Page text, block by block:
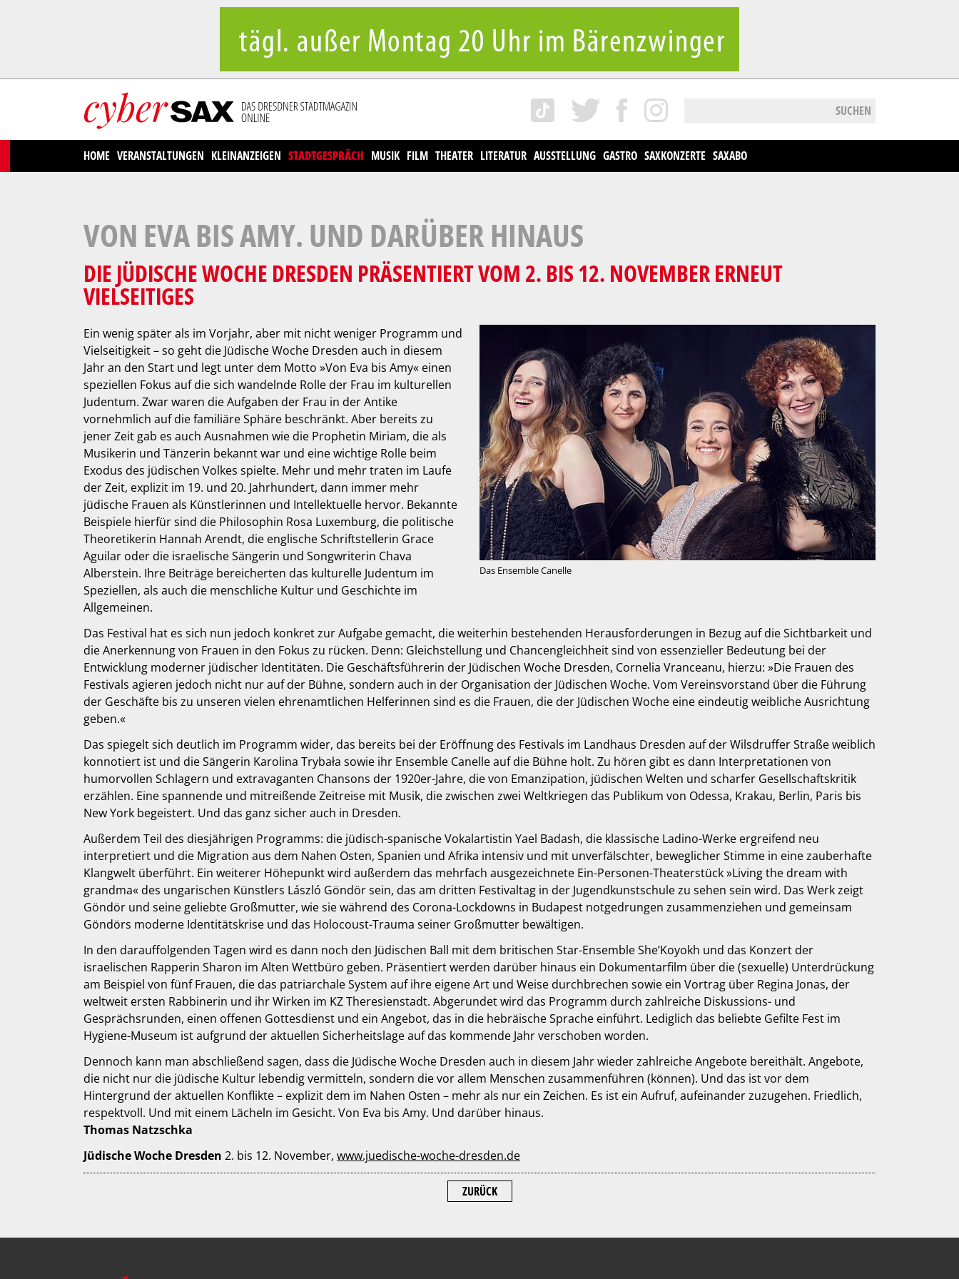
SUCHEN
HOME VERANSTALTUNGEN KLEINANZEIGEN STADTGESPRÄCH MUSIK FILM THEATER LITERATUR AUSSTELLUNG GASTRO SAXKONZERTE SAXABO
VON EVA BIS AMY. UND DARÜBER HINAUS
DIE JÜDISCHE WOCHE DRESDEN PRÄSENTIERT VOM 2. BIS 12. NOVEMBER ERNEUT
VIELSEITIGES
Das Ensemble Canelle
Ein wenig später als im Vorjahr, aber mit nicht weniger Programm und
Vielseitigkeit – so geht die Jüdische Woche Dresden auch in diesem
Jahr an den Start und legt unter dem Motto »Von Eva bis Amy« einen
speziellen Fokus auf die sich wandelnde Rolle der Frau im kulturellen
Judentum. Zwar waren die Aufgaben der Frau in der Antike
vornehmlich auf die familiäre Sphäre beschränkt. Aber bereits zu
jener Zeit gab es auch Ausnahmen wie die Prophetin Miriam, die als
Musikerin und Tänzerin bekannt war und eine wichtige Rolle beim
Exodus des jüdischen Volkes spielte. Mehr und mehr traten im Laufe
der Zeit, explizit im 19. und 20. Jahrhundert, dann immer mehr
jüdische Frauen als Künstlerinnen und Intellektuelle hervor. Bekannte
Beispiele hierfür sind die Philosophin Rosa Luxemburg, die politische
Theoretikerin Hannah Arendt, die englische Schriftstellerin Grace
Aguilar oder die israelische Sängerin und Songwriterin Chava
Alberstein. Ihre Beiträge bereicherten das kulturelle Judentum im
Speziellen, als auch die menschliche Kultur und Geschichte im
Allgemeinen.
Das Festival hat es sich nun jedoch konkret zur Aufgabe gemacht, die weiterhin bestehenden Herausforderungen in Bezug auf die Sichtbarkeit und
die Anerkennung von Frauen in den Fokus zu rücken. Denn: Gleichstellung und Chancengleichheit sind von essenzieller Bedeutung bei der
Entwicklung moderner jüdischer Identitäten. Die Geschäftsführerin der Jüdischen Woche Dresden, Cornelia Vranceanu, hierzu: »Die Frauen des
Festivals agieren jedoch nicht nur auf der Bühne, sondern auch in der Organisation der Jüdischen Woche. Vom Vereinsvorstand über die Führung
der Geschäfte bis zu unseren vielen ehrenamtlichen Helferinnen sind es die Frauen, die der Jüdischen Woche eine eindeutig weibliche Ausrichtung
geben.«
Das spiegelt sich deutlich im Programm wider, das bereits bei der Eröffnung des Festivals im Landhaus Dresden auf der Wilsdruffer Straße weiblich
konnotiert ist und die Sängerin Karolina Trybała sowie ihr Ensemble Canelle auf die Bühne holt. Zu hören gibt es dann Interpretationen von
humorvollen Schlagern und extravaganten Chansons der 1920er-Jahre, die von Emanzipation, jüdischen Welten und scharfer Gesellschaftskritik
erzählen. Eine spannende und mitreißende Zeitreise mit Musik, die zwischen zwei Weltkriegen das Publikum von Odessa, Krakau, Berlin, Paris bis
New York begeistert. Und das ganz sicher auch in Dresden.
Außerdem Teil des diesjährigen Programms: die jüdisch-spanische Vokalartistin Yael Badash, die klassische Ladino-Werke ergreifend neu
interpretiert und die Migration aus dem Nahen Osten, Spanien und Afrika intensiv und mit unverfälschter, beweglicher Stimme in eine zauberhafte
Klangwelt überführt. Ein weiterer Höhepunkt wird außerdem das mehrfach ausgezeichnete Ein-Personen-Theaterstück »Living the dream with
grandma« des ungarischen Künstlers László Göndör sein, das am dritten Festivaltag in der Jugendkunstschule zu sehen sein wird. Das Werk zeigt
Göndör und seine geliebte Großmutter, wie sie während des Corona-Lockdowns in Budapest notgedrungen zusammenziehen und gemeinsam
Göndörs moderne Identitätskrise und das Holocoust-Trauma seiner Großmutter bewältigen.
In den darauffolgenden Tagen wird es dann noch den Jüdischen Ball mit dem britischen Star-Ensemble She’Koyokh und das Konzert der
israelischen Rapperin Sharon im Alten Wettbüro geben. Präsentiert werden darüber hinaus ein Dokumentarfilm über die (sexuelle) Unterdrückung
am Beispiel von fünf Frauen, die das patriarchale System auf ihre eigene Art und Weise durchbrechen sowie ein Vortrag über Regina Jonas, der
weltweit ersten Rabbinerin und ihr Wirken im KZ Theresienstadt. Abgerundet wird das Programm durch zahlreiche Diskussions- und
Gesprächsrunden, einen offenen Gottesdienst und ein Angebot, das in die hebräische Sprache einführt. Lediglich das beliebte Gefilte Fest im
Hygiene-Museum ist aufgrund der aktuellen Sicherheitslage auf das kommende Jahr verschoben worden.
Dennoch kann man abschließend sagen, dass die Jüdische Woche Dresden auch in diesem Jahr wieder zahlreiche Angebote bereithält. Angebote,
die nicht nur die jüdische Kultur lebendig vermitteln, sondern die vor allem Menschen zusammenführen (können). Und das ist vor dem
Hintergrund der aktuellen Konflikte – explizit dem im Nahen Osten – mehr als nur ein Zeichen. Es ist ein Aufruf, aufeinander zuzugehen. Friedlich,
respektvoll. Und mit einem Lächeln im Gesicht. Von Eva bis Amy. Und darüber hinaus.
Thomas Natzschka
Jüdische Woche Dresden 2. bis 12. November, www.juedische-woche-dresden.de
ZURÜCK